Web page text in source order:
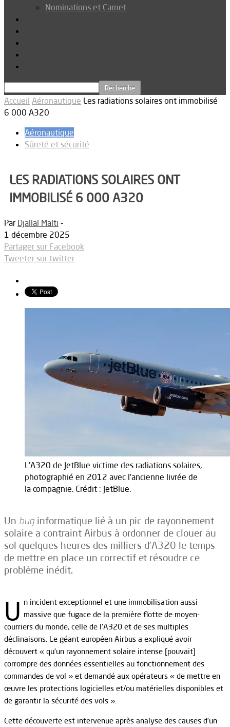
Nominations et Carnet
Accueil Aéronautique Les radiations solaires ont immobilisé
6 000 A320
Aéronautique
Sûreté et sécurité
LES RADIATIONS SOLAIRES ONT
IMMOBILISÉ 6 000 A320
Par Djallal Malti -
1 décembre 2025
Partager sur Facebook
Tweeter sur twitter
L'A320 de JetBlue victime des radiations solaires,
photographié en 2012 avec l'ancienne livrée de
la compagnie. Crédit : JetBlue.
Un bug informatique lié à un pic de rayonnement
solaire a contraint Airbus à ordonner de clouer au
sol quelques heures des milliers d’A320 le temps
de mettre en place un correctif et résoudre ce
problème inédit.
U n incident exceptionnel et une immobilisation aussi
massive que fugace de la première flotte de moyen-
courriers du monde, celle de l’A320 et de ses multiples
déclinaisons. Le géant européen Airbus a expliqué avoir
découvert « qu’un rayonnement solaire intense [pouvait]
corrompre des données essentielles au fonctionnement des
commandes de vol » et demandé aux opérateurs « de mettre en
œuvre les protections logicielles et/ou matérielles disponibles et
de garantir la sécurité des vols ».
Cette découverte est intervenue après analyse des causes d’un